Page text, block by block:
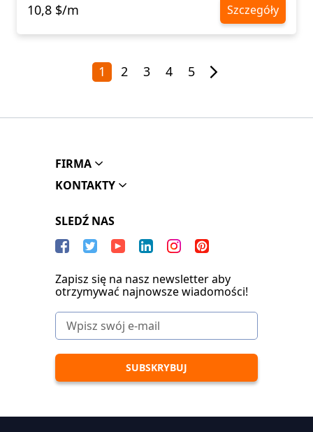
10,8 $/m
Szczegóły
1 2 3 4 5
FIRMA
KONTAKTY
SLEDŹ NAS
Zapisz się na nasz newsletter aby
otrzymywać najnowsze wiadomości!